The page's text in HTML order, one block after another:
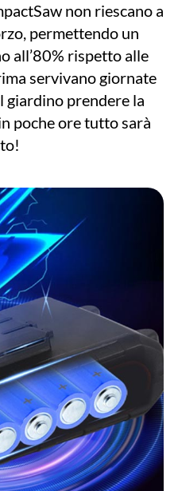
non riescano a
permettendo un
all’80% rispetto alle
servivano giornate
giardino prendere la
poche ore tutto sarà